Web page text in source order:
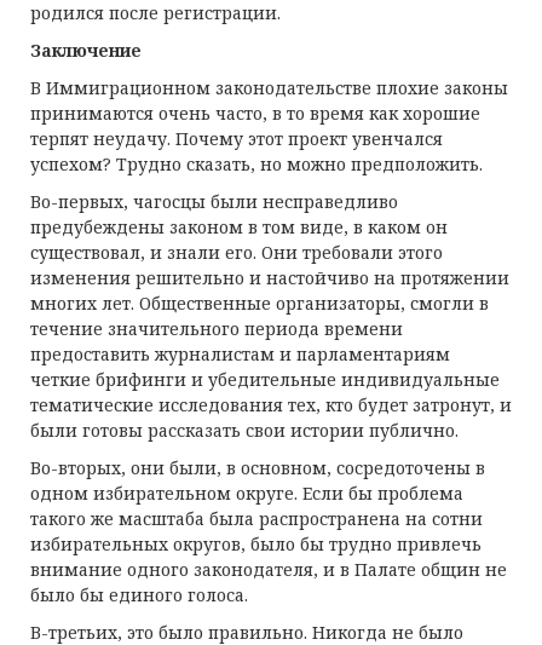
родился после регистрации.
Заключение
В Иммиграционном законодательстве плохие законы
принимаются очень часто, в то время как хорошие
терпят неудачу. Почему этот проект увенчался
успехом? Трудно сказать, но можно предположить.
Во-первых, чагосцы были несправедливо
предубеждены законом в том виде, в каком он
существовал, и знали его. Они требовали этого
изменения решительно и настойчиво на протяжении
многих лет. Общественные организаторы, смогли в
течение значительного периода времени
предоставить журналистам и парламентариям
четкие брифинги и убедительные индивидуальные
тематические исследования тех, кто будет затронут, и
были готовы рассказать свои истории публично.
Во-вторых, они были, в основном, сосредоточены в
одном избирательном округе. Если бы проблема
такого же масштаба была распространена на сотни
избирательных округов, было бы трудно привлечь
внимание одного законодателя, и в Палате общин не
было бы единого голоса.
В-третьих, это было правильно. Никогда не было